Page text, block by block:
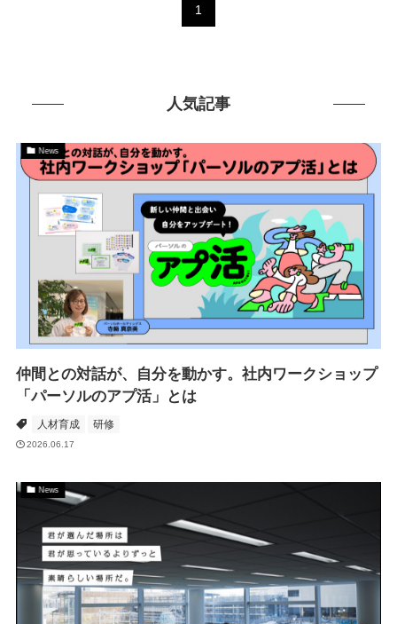
1
人気記事
News
仲間との対話が、自分を動かす。社内ワークショップ
「パーソルのアプ活」とは
人材育成 研修
2026.06.17
News